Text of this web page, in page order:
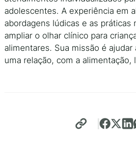
adolescentes. A experiência em
abordagens lúdicas e as práticas
ampliar o olhar clínico para
alimentares. Sua missão é
uma relação, com a alimentação,